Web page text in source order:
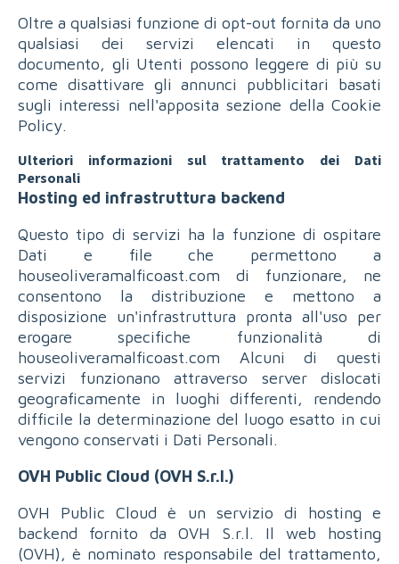
Oltre a qualsiasi funzione di opt-out fornita da uno
qualsiasi dei servizi elencati in questo
documento, gli Utenti possono leggere di più su
come disattivare gli annunci pubblicitari basati
sugli interessi nell'apposita sezione della Cookie
Policy.
Ulteriori informazioni sul trattamento dei Dati
Personali
Hosting ed infrastruttura backend
Questo tipo di servizi ha la funzione di ospitare
Dati e file che permettono a
houseoliveramalficoast.com di funzionare, ne
consentono la distribuzione e mettono a
disposizione un'infrastruttura pronta all'uso per
erogare specifiche funzionalità di
houseoliveramalficoast.com Alcuni di questi
servizi funzionano attraverso server dislocati
geograficamente in luoghi differenti, rendendo
difficile la determinazione del luogo esatto in cui
vengono conservati i Dati Personali.
OVH Public Cloud (OVH S.r.l.)
OVH Public Cloud è un servizio di hosting e
backend fornito da OVH S.r.l. Il web hosting
(OVH), è nominato responsabile del trattamento,